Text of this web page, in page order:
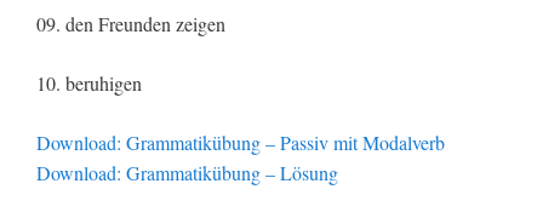
09. den Freunden zeigen
10. beruhigen
Download: Grammatikübung – Passiv mit Modalverb
Download: Grammatikübung – Lösung